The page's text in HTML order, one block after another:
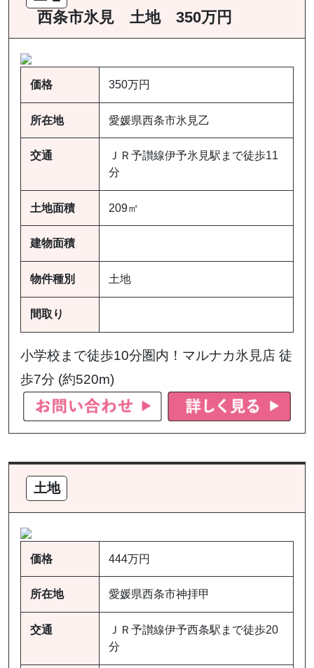
西条市氷見 土地 350万円
価格 350万円
所在地 愛媛県西条市氷見乙
交通
ＪＲ予讃線伊予氷見駅まで徒歩11
分
土地面積 209㎡
建物面積
物件種別 土地
間取り
小学校まで徒歩10分圏内！マルナカ氷見店 徒
歩7分 (約520m)
土地
価格 444万円
所在地 愛媛県西条市神拝甲
交通
ＪＲ予讃線伊予西条駅まで徒歩20
分